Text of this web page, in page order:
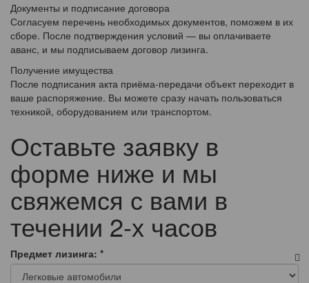
Документы и подписание договора
Согласуем перечень необходимых документов, поможем в их
сборе. После подтверждения условий — вы оплачиваете
аванс, и мы подписываем договор лизинга.
Получение имущества
После подписания акта приёма-передачи объект переходит в
ваше распоряжение. Вы можете сразу начать пользоваться
техникой, оборудованием или транспортом.
Оставьте заявку в
форме ниже и мы
свяжемся с вами в
течении 2-х часов
Предмет лизинга: *